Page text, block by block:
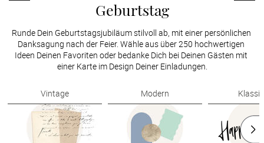
Geburtstag
Runde Dein Geburtstagsjubiläum stilvoll ab, mit einer persönlichen
Danksagung nach der Feier. Wähle aus über 250 hochwertigen
Ideen Deinen Favoriten oder bedanke Dich bei Deinen Gästen mit
einer Karte im Design Deiner Einladungen.
Vintage Modern